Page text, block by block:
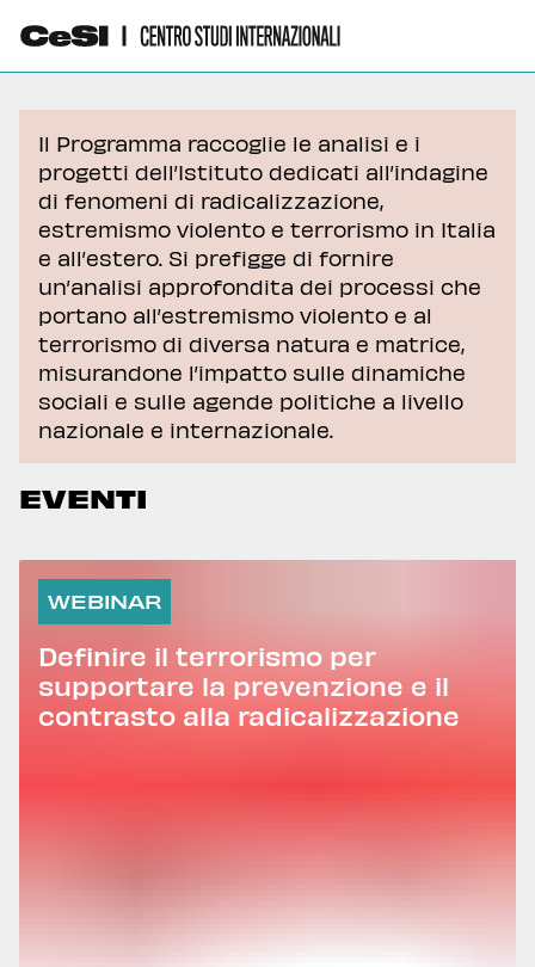
Il Programma raccoglie le analisi e i
progetti dell’Istituto dedicati all’indagine
di fenomeni di radicalizzazione,
estremismo violento e terrorismo in Italia
e all’estero. Si prefigge di fornire
un’analisi approfondita dei processi che
portano all’estremismo violento e al
terrorismo di diversa natura e matrice,
misurandone l’impatto sulle dinamiche
sociali e sulle agende politiche a livello
nazionale e internazionale.
EVENTI
WEBINAR
Definire il terrorismo per
supportare la prevenzione e il
contrasto alla radicalizzazione